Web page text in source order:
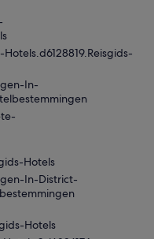
In-
Hotels
In-District-
Hotels